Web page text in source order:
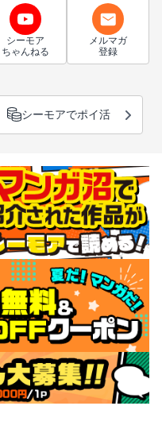
シーモア
ちゃんねる
メルマガ
登録
シーモアでポイ活